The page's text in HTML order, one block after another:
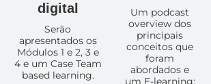
digital
Serão
apresentados os
Módulos 1 e 2, 3 e
4 e um Case Team
based learning.
Um podcast
overview dos
principais
conceitos que
foram
abordados e
um E-learning: